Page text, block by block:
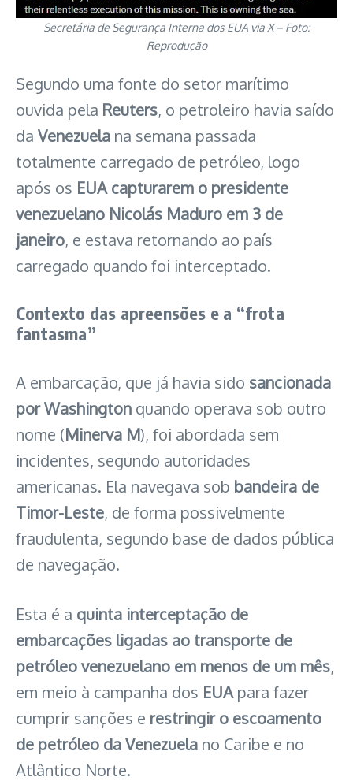
Secretária de Segurança Interna dos EUA via X – Foto:
Reprodução
Segundo uma fonte do setor marítimo
ouvida pela Reuters, o petroleiro havia saído
da Venezuela na semana passada
totalmente carregado de petróleo, logo
após os EUA capturarem o presidente
venezuelano Nicolás Maduro em 3 de
janeiro, e estava retornando ao país
carregado quando foi interceptado.
Contexto das apreensões e a “frota
fantasma”
A embarcação, que já havia sido sancionada
por Washington quando operava sob outro
nome (Minerva M), foi abordada sem
incidentes, segundo autoridades
americanas. Ela navegava sob bandeira de
Timor-Leste, de forma possivelmente
fraudulenta, segundo base de dados pública
de navegação.
Esta é a quinta interceptação de
embarcações ligadas ao transporte de
petróleo venezuelano em menos de um mês,
em meio à campanha dos EUA para fazer
cumprir sanções e restringir o escoamento
de petróleo da Venezuela no Caribe e no
Atlântico Norte.